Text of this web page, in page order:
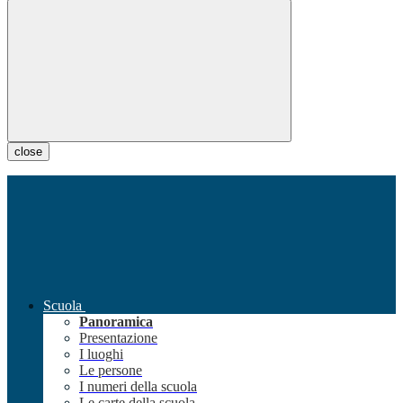
close
Scuola
Panoramica
Presentazione
I luoghi
Le persone
I numeri della scuola